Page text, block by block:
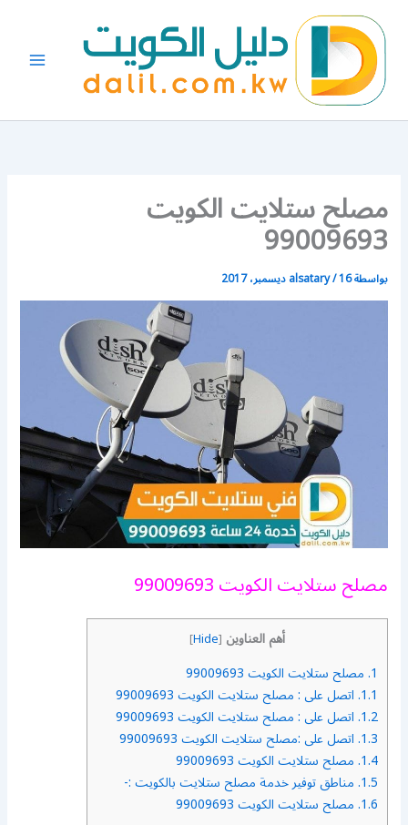
المحتوى
مصلح ستلايت الكويت
99009693
بواسطة alsatary/16 ديسمبر، 2017
مصلح ستلايت الكويت 99009693
أهم العناوين [
Hide
]
1. مصلح ستلايت الكويت 99009693
1.1. اتصل على : مصلح ستلايت الكويت 99009693
1.2. اتصل على : مصلح ستلايت الكويت 99009693
1.3. اتصل على :مصلح ستلايت الكويت 99009693
1.4. مصلح ستلايت الكويت 99009693
1.5. مناطق توفير خدمة مصلح ستلايت بالكويت :-
1.6. مصلح ستلايت الكويت 99009693